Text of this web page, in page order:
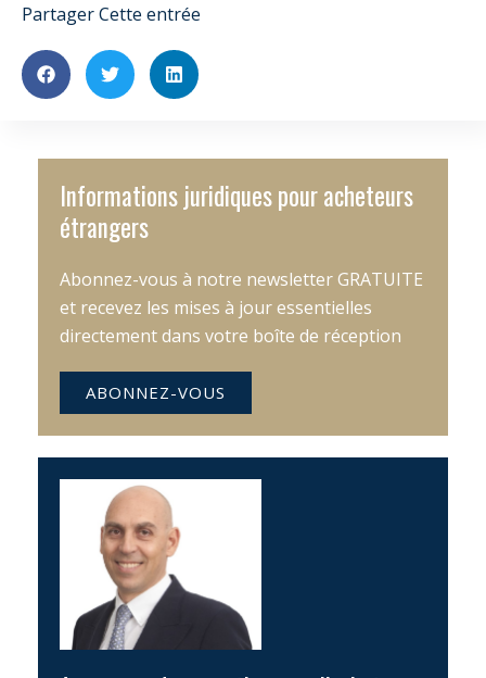
Partager Cette entrée
Informations juridiques pour acheteurs
étrangers
Abonnez-vous à notre newsletter GRATUITE
et recevez les mises à jour essentielles
directement dans votre boîte de réception
ABONNEZ-VOUS